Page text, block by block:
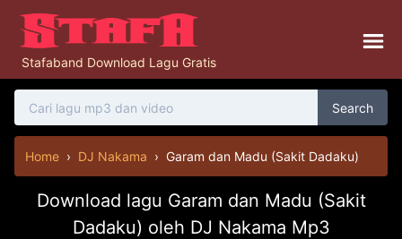
Stafaband Download Lagu Gratis
Search
Home › DJ Nakama › Garam dan Madu (Sakit Dadaku)
Download lagu Garam dan Madu (Sakit
Dadaku) oleh DJ Nakama Mp3